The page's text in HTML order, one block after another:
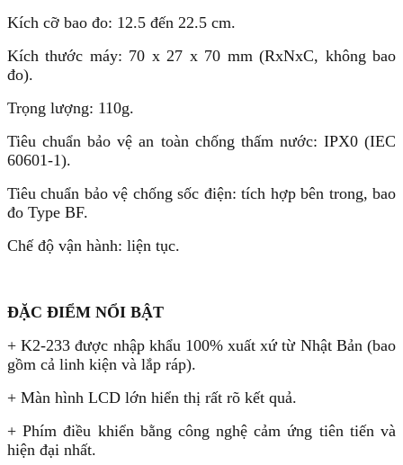
Kích cỡ bao đo: 12.5 đến 22.5 cm.
Kích thước máy: 70 x 27 x 70 mm (RxNxC, không bao
đo).
Trọng lượng: 110g.
Tiêu chuẩn bảo vệ an toàn chống thấm nước: IPX0 (IEC
60601-1).
Tiêu chuẩn bảo vệ chống sốc điện: tích hợp bên trong, bao
đo Type BF.
Chế độ vận hành: liện tục.
ĐẶC ĐIỂM NỔI BẬT
+ K2-233 được nhập khẩu 100% xuất xứ từ Nhật Bản (bao
gồm cả linh kiện và lắp ráp).
+ Màn hình LCD lớn hiển thị rất rõ kết quả.
+ Phím điều khiển bằng công nghệ cảm ứng tiên tiến và
hiện đại nhất.